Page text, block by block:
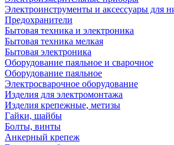
Электроинструменты и аксессуары для
Предохранители
Бытовая техника и электроника
Бытовая техника мелкая
Бытовая электроника
Оборудование паяльное и сварочное
Оборудование паяльное
Электросварочное оборудование
Изделия для электромонтажа
Изделия крепежные, метизы
Гайки, шайбы
Болты, винты
Анкерный крепеж